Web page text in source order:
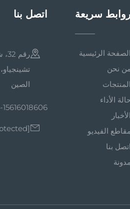
سريعة
الصفحة الرئيسية
من نحن
المنتجات
حالة الأداء
الأخبار
مقاطع الفيديو
اتصل بنا
مدونة
اتصل بنا
الصين
[email protected]